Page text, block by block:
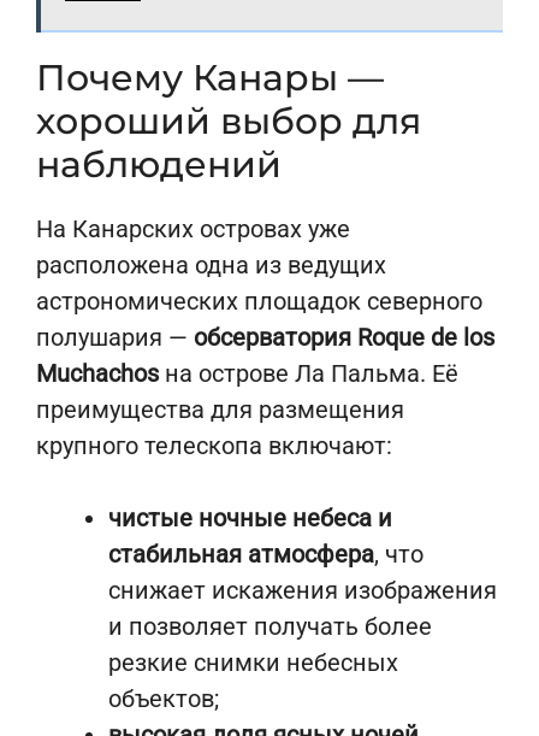
Почему Канары —
хороший выбор для
наблюдений
На Канарских островах уже
расположена одна из ведущих
астрономических площадок северного
полушария — обсерватория Roque de los
Muchachosна острове Ла Пальма. Её
преимущества для размещения
крупного телескопа включают:
чистые ночные небеса и
стабильная атмосфера, что
снижает искажения изображения
и позволяет получать более
резкие снимки небесных
объектов;